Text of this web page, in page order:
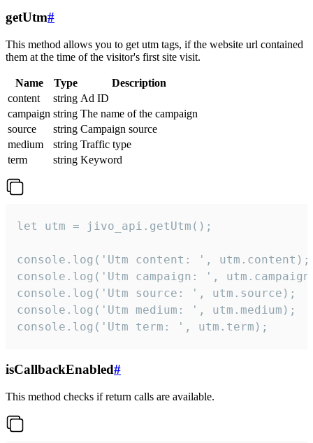
getUtm#
This method allows you to get utm tags, if the website url contained
them at the time of the visitor's first site visit.
Name Type
Description
content
string Ad ID
campaign string The name of the campaign
source
string Campaign source
medium
string Traffic type
term
string Keyword
let utm = jivo_api.getUtm();
console.log('Utm content: ', utm.content);
console.log('Utm campaign: ',
console.log('Utm source: ', utm.source);
console.log('Utm medium: ', utm.medium);
console.log('Utm term: ', utm.term);
isCallbackEnabled#
This method checks if return calls are available.